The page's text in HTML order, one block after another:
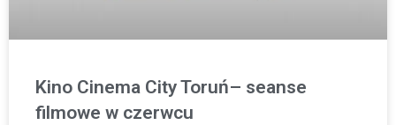
Kino Cinema City Toruń– seanse
filmowe w czerwcu